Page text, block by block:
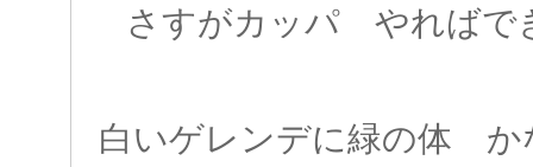
さすがカッパ やればで
白いゲレンデに緑の体 か